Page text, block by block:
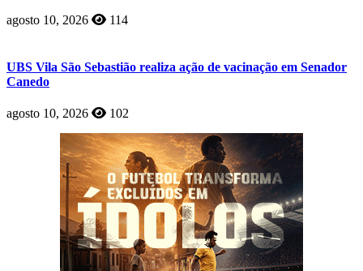
agosto 10, 2026 114
UBS Vila São Sebastião realiza ação de vacinação em Senador
Canedo
agosto 10, 2026 102